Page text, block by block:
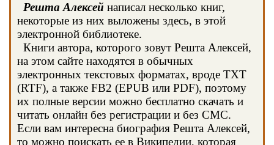
Решта Алексей написал несколько книг,
некоторые из них выложены здесь, в этой
электронной библиотеке.
Книги автора, которого зовут Решта Алексей,
на этом сайте находятся в обычных
электронных текстовых форматах, вроде TXT
(RTF), а также FB2 (EPUB или PDF), поэтому
их полные версии можно бесплатно скачать и
читать онлайн без регистрации и без СМС.
Если вам интересна биография Решта Алексей,
то можно поискать ее в Википедии, которая